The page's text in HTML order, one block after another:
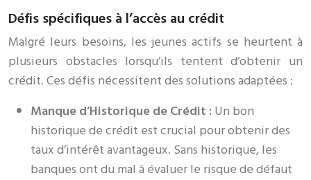
Défis spécifiques à l’accès au crédit
Malgré leurs besoins, les jeunes actifs se heurtent à
plusieurs obstacles lorsqu’ils tentent d’obtenir un
crédit. Ces défis nécessitent des solutions adaptées :
Manque d’Historique de Crédit :Un bon
historique de crédit est crucial pour obtenir des
taux d’intérêt avantageux. Sans historique, les
banques ont du mal à évaluer le risque de défaut